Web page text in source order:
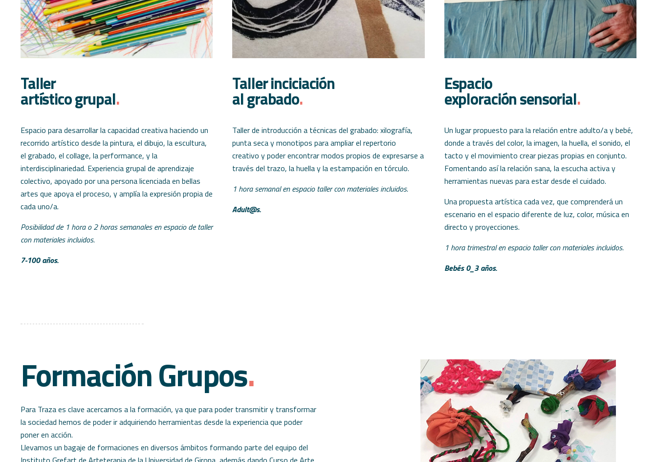
Taller
artístico grupal.
Espacio para desarrollar la capacidad creativa haciendo un
recorrido artístico desde la pintura, el dibujo, la escultura,
el grabado, el collage, la performance, y la
interdisciplinariedad. Experiencia grupal de aprendizaje
colectivo, apoyado por una persona licenciada en bellas
artes que apoya el proceso, y amplía la expresión propia de
cada uno/a.
Posibilidad de 1 hora o 2 horas semanales en espacio de taller
con materiales incluidos.
7-100 años.
Taller inciciación
al grabado.
Taller de introducción a técnicas del grabado: xilografía,
punta seca y monotipos para ampliar el repertorio
creativo y poder encontrar modos propios de expresarse a
través del trazo, la huella y la estampación en tórculo.
1 hora semanal en espacio taller con materiales incluidos.
Adult@s.
Espacio
exploración sensorial.
Un lugar propuesto para la relación entre adulto/a y bebé,
donde a través del color, la imagen, la huella, el sonido, el
tacto y el movimiento crear piezas propias en conjunto.
Fomentando así la relación sana, la escucha activa y
herramientas nuevas para estar desde el cuidado.
Una propuesta artística cada vez, que comprenderá un
escenario en el espacio diferente de luz, color, música en
directo y proyecciones.
1 hora trimestral en espacio taller con materiales incluidos.
Bebés 0_3 años.
Formación Grupos.
Para Traza es clave acercarnos a la formación, ya que para poder transmitir y transformar
la sociedad hemos de poder ir adquiriendo herramientas desde la experiencia que poder
poner en acción.
Llevamos un bagaje de formaciones en diversos ámbitos formando parte del equipo del